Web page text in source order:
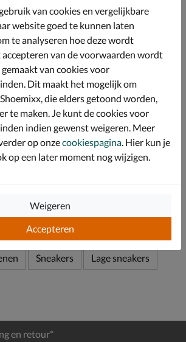
van de voet aan. Zo heb je altijd een
en voorzien van een dikke
hielkap. Dit zorgt voor optimaal
het lopen.
voetbed wat de voeten voorziet van
trendy plateauzool van gripvast
stabiliteit.
Sneakers Lage sneakers
en retour*
van cookies en vergelijkbare
website goed te kunnen laten
te analyseren hoe deze wordt
van de voorwaarden wordt
van cookies voor
Dit maakt het mogelijk om
die elders getoond worden,
te maken. Je kunt de cookies voor
indien gewenst weigeren. Meer
op onzecookiespagina. Hier kun je
op een later moment nog wijzigen.
Accepteren
Weigeren